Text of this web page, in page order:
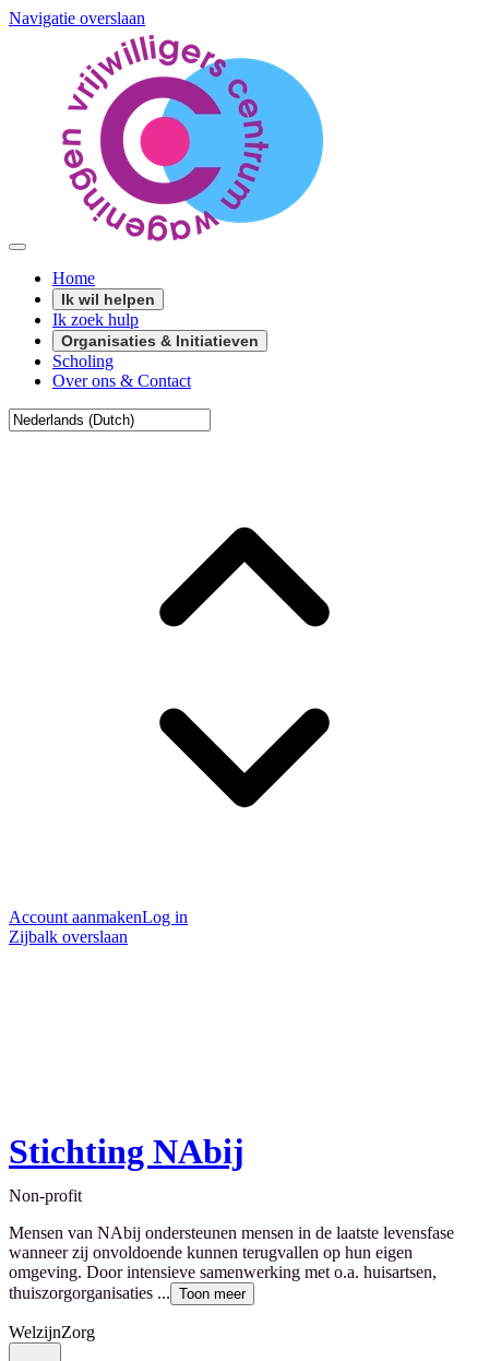
Navigatie overslaan
Home
Ik wil helpen
Ik zoek hulp
Organisaties & Initiatieven
Scholing
Over ons & Contact
Account aanmakenLog in
Zijbalk overslaan
Stichting NAbij
Non-profit
Mensen van NAbij ondersteunen mensen in de laatste levensfase
wanneer zij onvoldoende kunnen terugvallen op hun eigen
omgeving. Door intensieve samenwerking met o.a. huisartsen,
thuiszorgorganisaties ... Toon meer
WelzijnZorg